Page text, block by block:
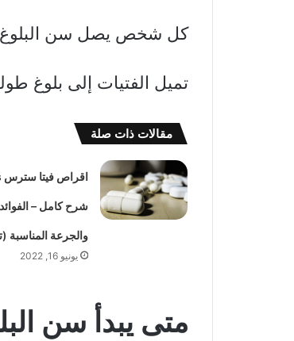
كل شخص يصل سن
تميل الفتيات إلى بلوغ طولهن
مقالات ذات صلة
شرح كامل – الفوائد
والجرعة المناسبة
يونيو 16, 2022
متى يبدأ سن